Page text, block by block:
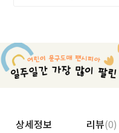
상세정보 리뷰(0)